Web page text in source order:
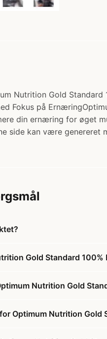
Nutrition Gold
Fokus på
din ernæring for øget
side kan være genereret
Gold Standard
Nutrition Gold
Optimum Nutrition